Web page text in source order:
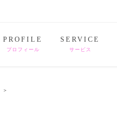
PROFILE
プロフィール
SERVICE
サービス
＞